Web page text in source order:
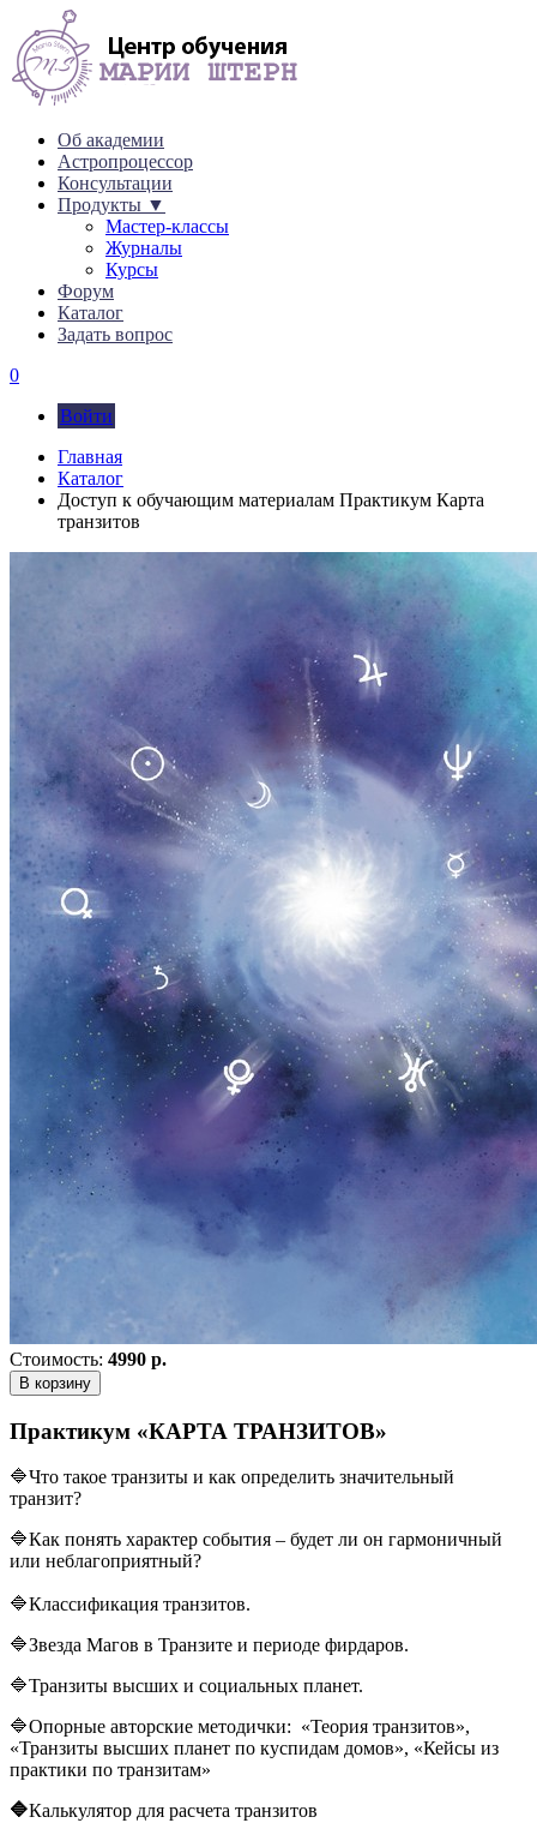
Об академии
Астропроцессор
Консультации
Продукты ▼
Мастер-классы
Журналы
Курсы
Форум
Каталог
Задать вопрос
0
Войти
Главная
Каталог
Доступ к обучающим материалам Практикум Карта
транзитов
Стоимость: 4990 р.
В корзину
Практикум «КАРТА ТРАНЗИТОВ»
🔷Что такое транзиты и как определить значительный
транзит?
🔷Как понять характер события – будет ли он гармоничный
или неблагоприятный?
🔷Классификация транзитов.
🔷Звезда Магов в Транзите и периоде фирдаров.
🔷Транзиты высших и социальных планет.
🔷Опорные авторские методички: «Теория транзитов»,
«Транзиты высших планет по куспидам домов», «Кейсы из
практики по транзитам»
🔷Калькулятор для расчета транзитов